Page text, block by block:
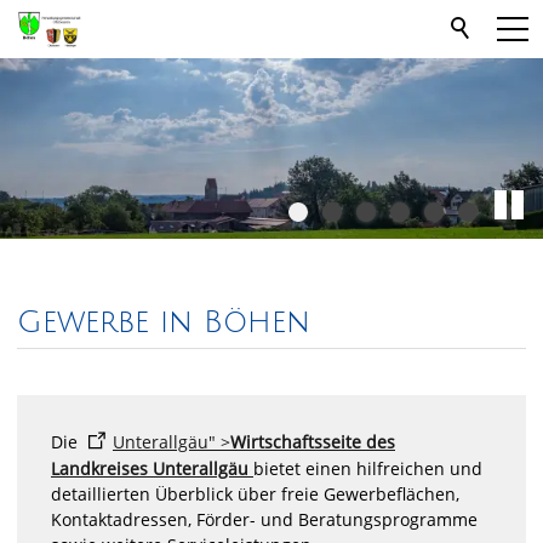
Gewerbe in Böhen
Die Unterallgäu" >Wirtschaftsseite des
Landkreises Unterallgäu bietet einen hilfreichen und
detaillierten Überblick über freie Gewerbeflächen,
Kontaktadressen, Förder- und Beratungsprogramme